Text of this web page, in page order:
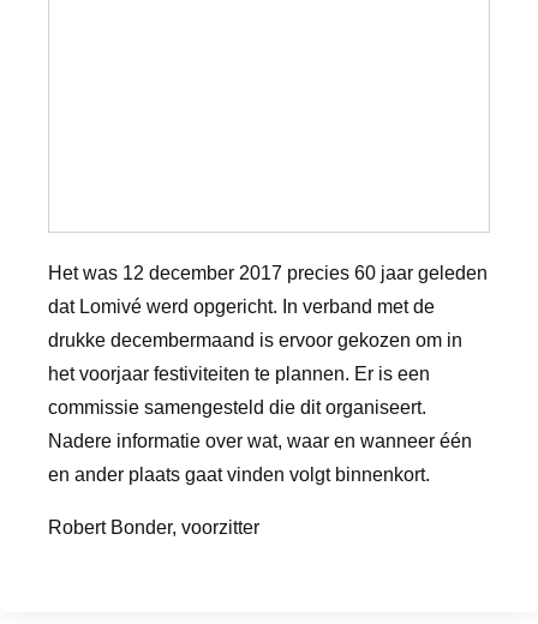
Het was 12 december 2017 precies 60 jaar geleden
dat Lomivé werd opgericht. In verband met de
drukke decembermaand is ervoor gekozen om in
het voorjaar festiviteiten te plannen. Er is een
commissie samengesteld die dit organiseert.
Nadere informatie over wat, waar en wanneer één
en ander plaats gaat vinden volgt binnenkort.
Robert Bonder, voorzitter